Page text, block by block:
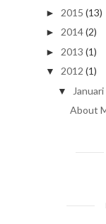
► 2015 (13)
► 2014(2)
► 2013 (1)
▼ 2012 (1)
▼ Januari
About